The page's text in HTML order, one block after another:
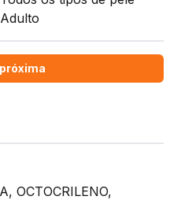
Adulto
OCTOCRILENO,